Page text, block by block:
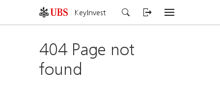
KeyInvest
404 Page not
found